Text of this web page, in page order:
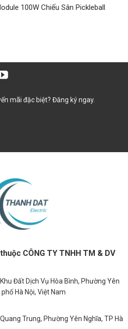
100W Chiếu Sân Pickleball
mãi đặc biệt? Đăng ký ngay.
CÔNG TY TNHH TM & DV
Đất Dịch Vụ Hòa Bình, Phường Yên
Hà Nội, Việt Nam
Trung, Phường Yên Nghĩa, TP Hà